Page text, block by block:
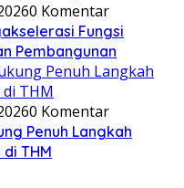
0 Komentar
Fungsi
Pembangunan
0 Komentar
Penuh Langkah
THM